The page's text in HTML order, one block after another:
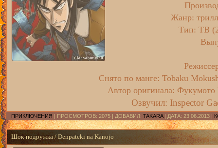
Жанр:
Тип: ТВ
Снято по манге: Tobaku
Автор оригинала:
Озвучил: Inspector
ПРИКЛЮЧЕНИЯ | ПРОСМОТРОВ: 2075 | ДОБАВИЛ: TAKARA| ДАТА: 23.06.2013 |
Шок-подружка / Denpateki na Kanojo